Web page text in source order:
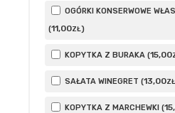
OGÓRKI KONSERWOWE
(11,00ZŁ)
KOPYTKA Z BURAKA (15,00
SAŁATA WINEGRET (13,00ZŁ
KOPYTKA Z MARCHEWKI (15